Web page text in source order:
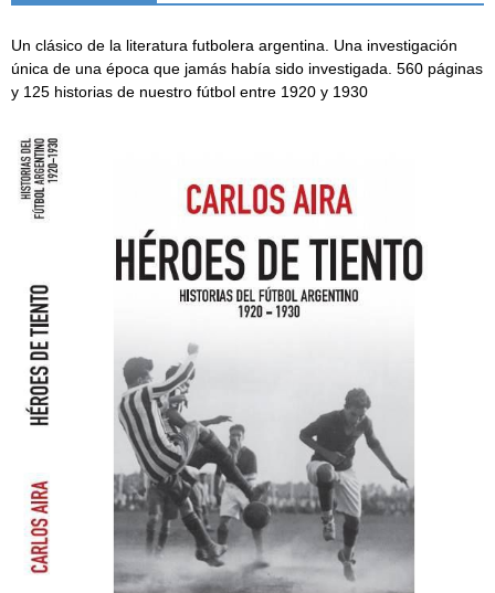
Un clásico de la literatura futbolera argentina. Una investigación
única de una época que jamás había sido investigada. 560 páginas
y 125 historias de nuestro fútbol entre 1920 y 1930